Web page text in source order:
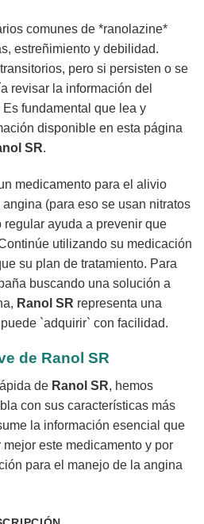
comunes de *ranolazine*
estreñimiento y debilidad.
pero si persisten o se
revisar la información del
fundamental que lea y
disponible en esta página
SR.
medicamento para el alivio
(para eso se usan nitratos
ayuda a prevenir que
utilizando su medicación
su plan de tratamiento. Para
buscando una solución a
Ranol SR representa una
`adquirir` con facilidad.
de Ranol SR
de Ranol SR, hemos
con sus características más
la información esencial que
este medicamento y por
para el manejo de la angina